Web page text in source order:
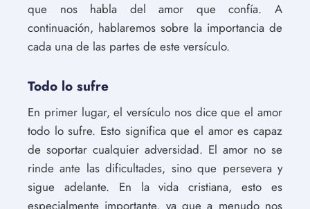
que nos habla del amor que confía. A
continuación, hablaremos sobre la importancia de
cada una de las partes de este versículo.
Todo lo sufre
En primer lugar, el versículo nos dice que el amor
todo lo sufre. Esto significa que el amor es capaz
de soportar cualquier adversidad. El amor no se
rinde ante las dificultades, sino que persevera y
sigue adelante. En la vida cristiana, esto es
especialmente importante, ya que a menudo nos